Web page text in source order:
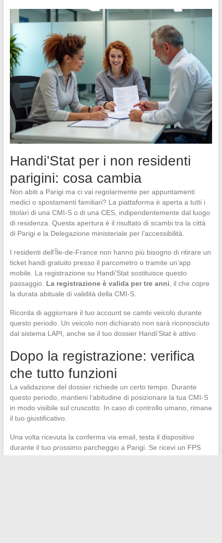
Handi’Stat per i non residenti
parigini: cosa cambia
Non abiti a Parigi ma ci vai regolarmente per appuntamenti
medici o spostamenti familiari? La piattaforma è aperta a tutti i
titolari di una CMI-S o di una CES, indipendentemente dal luogo
di residenza. Questa apertura è il risultato di scambi tra la città
di Parigi e la Delegazione ministeriale per l’accessibilità.
I residenti dell’Île-de-France non hanno più bisogno di ritirare un
ticket handi gratuito presso il parcometro o tramite un’app
mobile. La registrazione su Handi’Stat sostituisce questo
passaggio. La registrazione è valida per tre anni, il che copre
la durata abituale di validità della CMI-S.
Ricorda di aggiornare il tuo account se cambi veicolo durante
questo periodo. Un veicolo non dichiarato non sarà riconosciuto
dal sistema LAPI, anche se il tuo dossier Handi’Stat è attivo.
Dopo la registrazione: verifica
che tutto funzioni
La validazione del dossier richiede un certo tempo. Durante
questo periodo, mantieni l’abitudine di posizionare la tua CMI-S
in modo visibile sul cruscotto. In caso di controllo umano, rimane
il tuo giustificativo.
Una volta ricevuta la conferma via email, testa il dispositivo
durante il tuo prossimo parcheggio a Parigi. Se ricevi un FPS